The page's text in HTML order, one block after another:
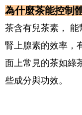
為什麼茶能控制
茶含有兒茶素，
腎上腺素的效率，
面上常見的茶如綠
些成分與功效。